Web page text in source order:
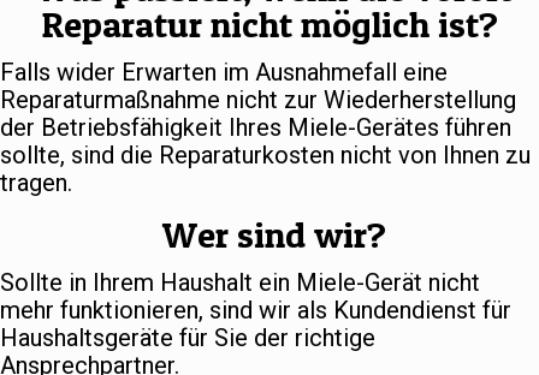
Reparatur nicht möglich ist?
Falls wider Erwarten im Ausnahmefall eine
Reparaturmaßnahme nicht zur Wiederherstellung
der Betriebsfähigkeit Ihres Miele-Gerätes führen
sollte, sind die Reparaturkosten nicht von Ihnen zu
tragen.
Wer sind wir?
Sollte in Ihrem Haushalt ein Miele-Gerät nicht
mehr funktionieren, sind wir als Kundendienst für
Haushaltsgeräte für Sie der richtige
Ansprechpartner.